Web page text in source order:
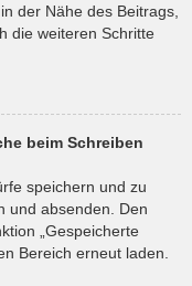
der Nähe des Beitrags,
die weiteren Schritte
beim Schreiben
speichern und zu
und absenden. Den
„Gespeicherte
Bereich erneut laden.